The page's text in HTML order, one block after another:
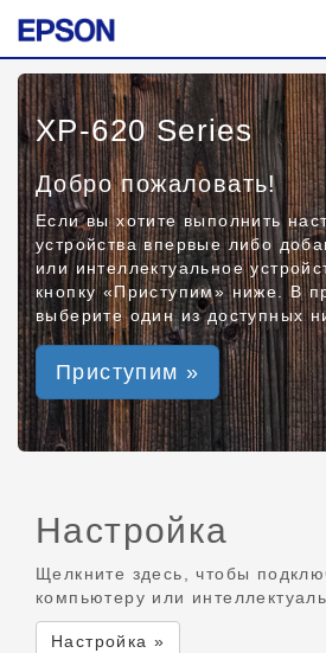
XP-620 Series
Добро пожаловать!
Если вы хотите выполнить
устройства впервые либо
или интеллектуальное
кнопку «Приступим» ниже. В
выберите один из доступных
Приступим »
Настройка
Щелкните здесь, чтобы
компьютеру или
Настройка »